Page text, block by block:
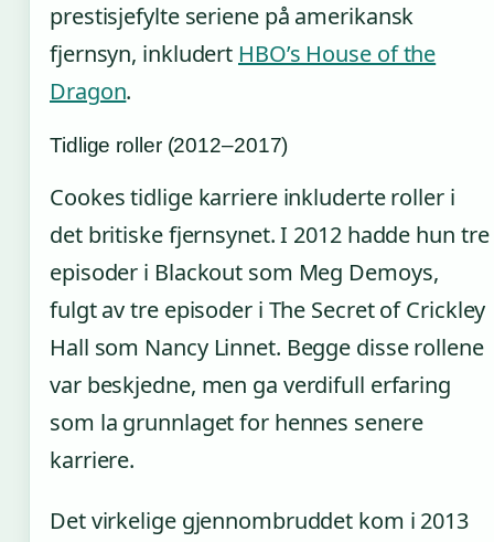
prestisjefylte seriene på amerikansk
fjernsyn, inkludert HBO’s House of the
Dragon.
Tidlige roller (2012–2017)
Cookes tidlige karriere inkluderte roller i
det britiske fjernsynet. I 2012 hadde hun tre
episoder i Blackout som Meg Demoys,
fulgt av tre episoder i The Secret of Crickley
Hall som Nancy Linnet. Begge disse rollene
var beskjedne, men ga verdifull erfaring
som la grunnlaget for hennes senere
karriere.
Det virkelige gjennombruddet kom i 2013